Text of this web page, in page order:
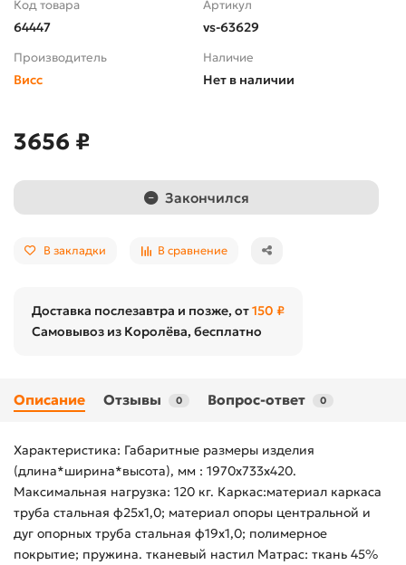
Код товара
64447
Артикул
vs-63629
Производитель
Висс
Наличие
Нет в наличии
3656 ₽
Закончился
В закладки В сравнение
Доставка послезавтра и позже, от150 ₽
Самовывоз из Королёва, бесплатно
Описание Отзывы 0 Вопрос-ответ 0
Характеристика: Габаритные размеры изделия
(длина*ширина*высота), мм : 1970х733х420.
Максимальная нагрузка: 120 кг. Каркас:материал каркаса
труба стальная ф25х1,0; материал опоры центральной и
дуг опорных труба стальная ф19х1,0; полимерное
покрытие; пружина. тканевый настил Матрас: ткань 45%